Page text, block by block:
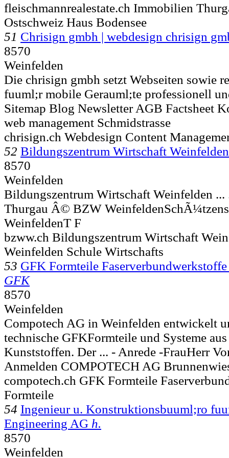
fleischmannrealestate.ch Immobilien
Ostschweiz Haus Bodensee
51 Chrisign gmbh | webdesign chrisign
8570
Weinfelden
Die chrisign gmbh setzt Webseiten sowie
fuuml;r mobile Gerauml;te professionell
Sitemap Blog Newsletter AGB Factsheet
web management Schmidstrasse
chrisign.ch Webdesign Content
52 Bildungszentrum Wirtschaft
8570
Weinfelden
Bildungszentrum Wirtschaft Weinfelden
Thurgau Â© BZW
WeinfeldenT F
bzww.ch Bildungszentrum Wirtschaft
Weinfelden Schule Wirtschafts
53 GFK Formteile
GFK
8570
Weinfelden
Compotech AG in Weinfelden entwickelt
technische GFKFormteile und Systeme
Kunststoffen. Der ... - Anrede -FrauHerr
Anmelden COMPOTECH AG
compotech.ch GFK Formteile
Formteile
54 Ingenieur u. Konstruktionsbuuml;ro
Engineering AG h.
8570
Weinfelden